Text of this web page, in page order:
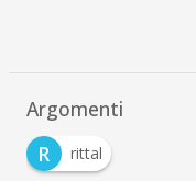
Argomenti
R
rittal